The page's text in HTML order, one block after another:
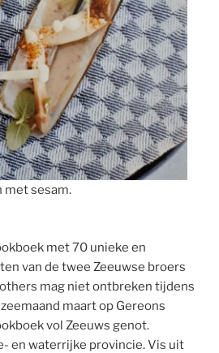
met sesam.
met 70 unieke en
van de twee Zeeuwse broers
mag niet ontbreken tijdens
maart op Gereons
vol Zeeuws genot.
en waterrijke provincie. Vis uit